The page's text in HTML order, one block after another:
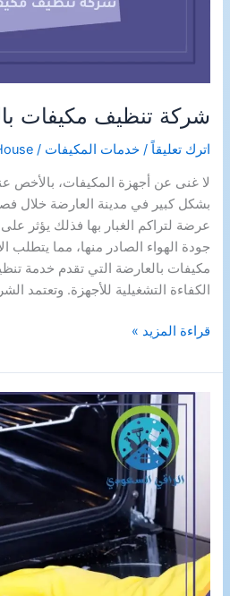
شركة تنظيف مكيفات
اترك تعليقاً /خدمات المكيفات /
لا غنى عن أجهزة المكيفات، بالأخص
بشكل كبير في مدينة العارضة خلال
عرضة لتراكم الغبار بها فذلك يؤثر
جودة الهواء الصادر منها، مما يتطلب
مكيفات بالعارضة التي تقدم خدمة
الكفاءة التشغيلية للأجهزة. وتعتمد
شركة
مكيفات
بالعارضة
قراءة المزيد »